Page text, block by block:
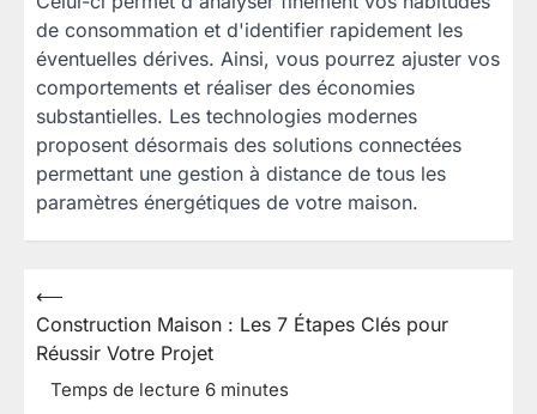
de consommation et d'identifier rapidement les
éventuelles dérives. Ainsi, vous pourrez ajuster vos
comportements et réaliser des économies
substantielles. Les technologies modernes
proposent désormais des solutions connectées
permettant une gestion à distance de tous les
paramètres énergétiques de votre maison.
Navigation
de
⟵
Construction Maison : Les 7 Étapes Clés pour
Réussir Votre Projet